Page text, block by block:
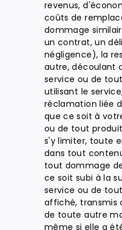
revenus,
coûts de
dommage
un contrat, un
négligence), la
autre, découlant
service ou de
utilisant le
réclamation liée
que ce soit à
ou de tout
s'y limiter, toute
dans tout
tout dommage
ce soit subi à la
service ou de
affiché, transmis
de toute autre
même si elle a